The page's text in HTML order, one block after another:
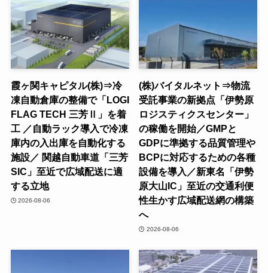
霞ヶ関キャピタル(株)⇒冷
凍自動倉庫の整備で「LOGI
FLAG TECH 三芳Ⅱ」を着
工 ／自動ラック導入で冷凍
庫内の入出庫を自動化する
施設／ 関越自動車道「三芳
SIC」至近で広域配送に適
する立地
2026-08-06
(株)バイタルネット⇒物流
受託事業の新拠点「伊勢原
ロジスティクスセンター」
の稼働を開始／GMPと
GDPに準拠する品質管理や
BCPに対応するための各種
設備を導入／新東名「伊勢
原大山IC」至近の交通利便
性生かす広域配送網の構築
へ
2026-08-06